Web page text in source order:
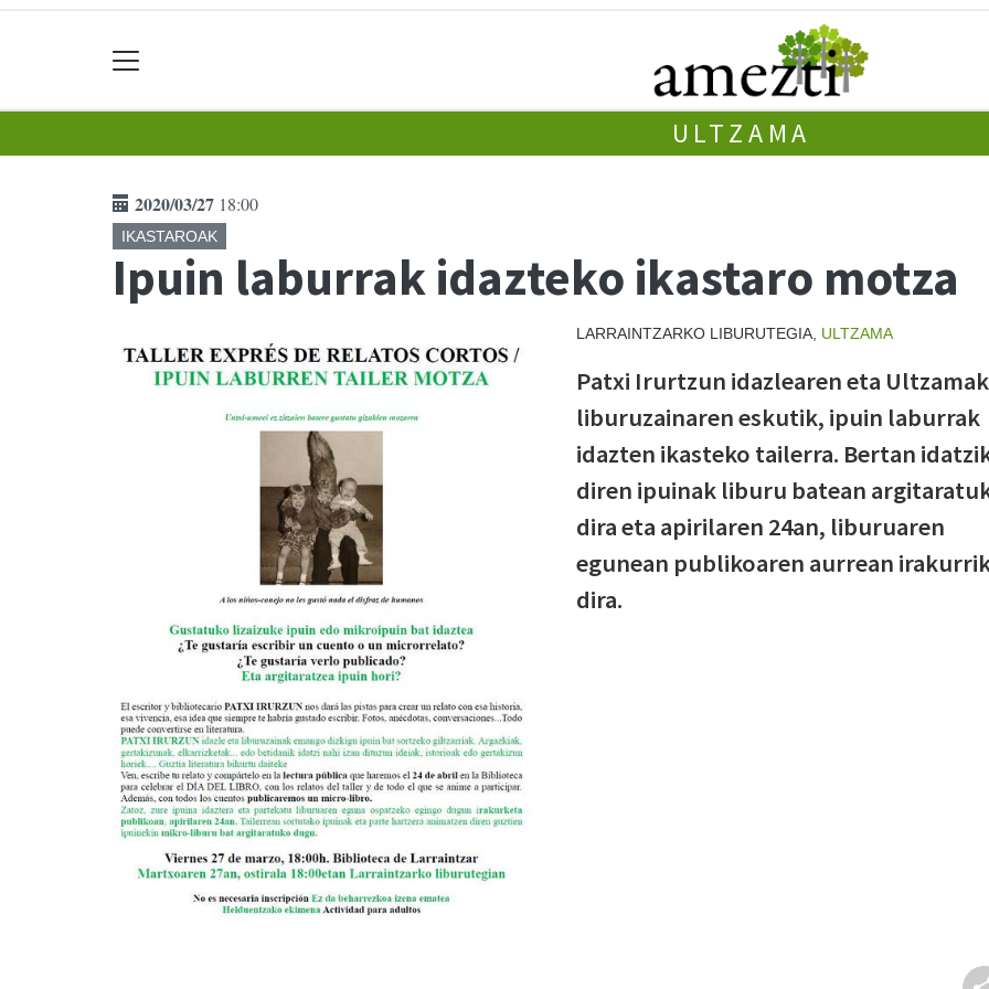
ULTZAMA
2020/03/27 18:00
IKASTAROAK
Ipuin laburrak idazteko ikastaro motza
LARRAINTZARKO LIBURUTEGIA, ULTZAMA
Patxi Irurtzun idazlearen eta
liburuzainaren eskutik, ipuin laburrak
idazten ikasteko tailerra. Bertan
diren ipuinak liburu batean
dira eta apirilaren 24an, liburuaren
egunean publikoaren aurrean
dira.